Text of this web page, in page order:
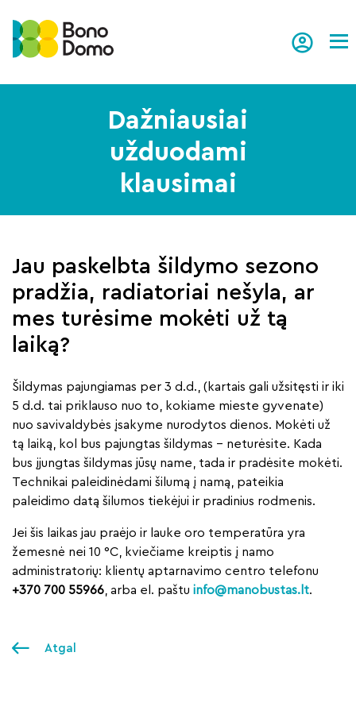
Dažniausiai
užduodami
klausimai
Jau paskelbta šildymo sezono
pradžia, radiatoriai nešyla, ar
mes turėsime mokėti už tą
laiką?
Šildymas pajungiamas per 3 d.d., (kartais gali užsitęsti ir iki
5 d.d. tai priklauso nuo to, kokiame mieste gyvenate)
nuo savivaldybės įsakyme nurodytos dienos. Mokėti už
tą laiką, kol bus pajungtas šildymas – neturėsite. Kada
bus įjungtas šildymas jūsų name, tada ir pradėsite mokėti.
Technikai paleidinėdami šilumą į namą, pateikia
paleidimo datą šilumos tiekėjui ir pradinius rodmenis.
Jei šis laikas jau praėjo ir lauke oro temperatūra yra
žemesnė nei 10 °C, kviečiame kreiptis į namo
administratorių: klientų aptarnavimo centro telefonu
+370 700 55966, arba el. paštu info@manobustas.lt.
Atgal